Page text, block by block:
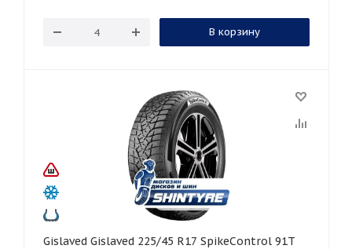
В корзину
Gislaved Gislaved 225/45 R17 SpikeControl 91T